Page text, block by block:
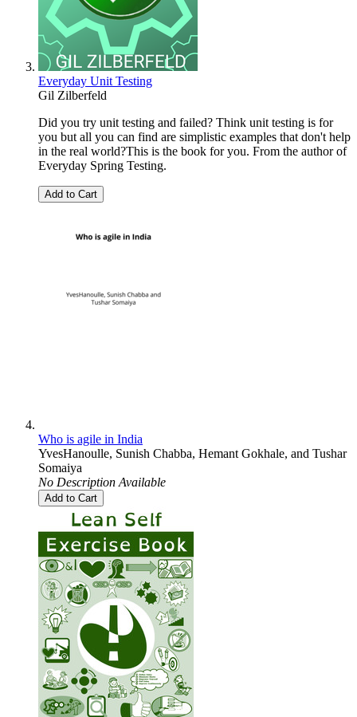
Everyday Unit Testing
Gil Zilberfeld
Did you try unit testing and failed? Think unit testing is for
you but all you can find are simplistic examples that don't help
in the real world?This is the book for you. From the author of
Everyday Spring Testing.
Add to Cart
Who is agile in India
YvesHanoulle, Sunish Chabba, Hemant Gokhale, and Tushar
Somaiya
No Description Available
Add to Cart